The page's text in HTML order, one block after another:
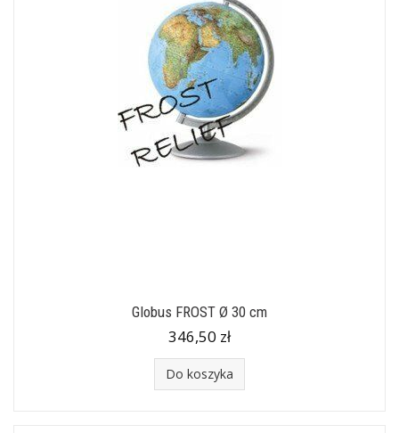
Globus FROST Ø 30 cm
346,50 zł
Do koszyka